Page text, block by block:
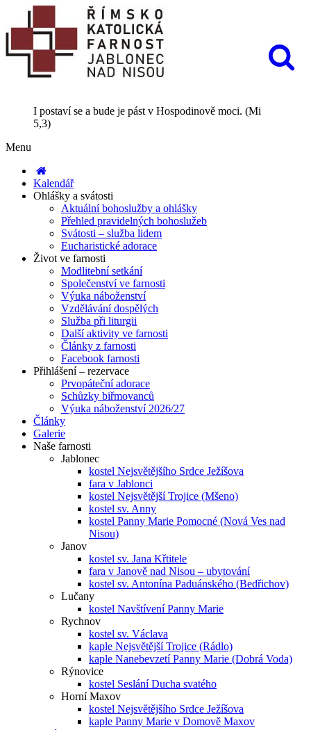
I postaví se a bude je pást v Hospodinově moci. (Mi
5,3)
Menu
Kalendář
Ohlášky a svátosti
Aktuální bohoslužby a ohlášky
Přehled pravidelných bohoslužeb
Svátosti – služba lidem
Eucharistické adorace
Život ve farnosti
Modlitební setkání
Společenství ve farnosti
Výuka náboženství
Vzdělávání dospělých
Služba při liturgii
Další aktivity ve farnosti
Články z farnosti
Facebook farnosti
Přihlášení – rezervace
Prvopáteční adorace
Schůzky biřmovanců
Výuka náboženství 2026/27
Články
Galerie
Naše farnosti
Jablonec
kostel Nejsvětějšího Srdce Ježíšova
fara v Jablonci
kostel Nejsvětější Trojice (Mšeno)
kostel sv. Anny
kostel Panny Marie Pomocné (Nová Ves nad
Nisou)
Janov
kostel sv. Jana Křtitele
fara v Janově nad Nisou – ubytování
kostel sv. Antonína Paduánského (Bedřichov)
Lučany
kostel Navštívení Panny Marie
Rychnov
kostel sv. Václava
kaple Nejsvětější Trojice (Rádlo)
kaple Nanebevzetí Panny Marie (Dobrá Voda)
Rýnovice
kostel Seslání Ducha svatého
Horní Maxov
kostel Nejsvětějšího Srdce Ježíšova
kaple Panny Marie v Domově Maxov